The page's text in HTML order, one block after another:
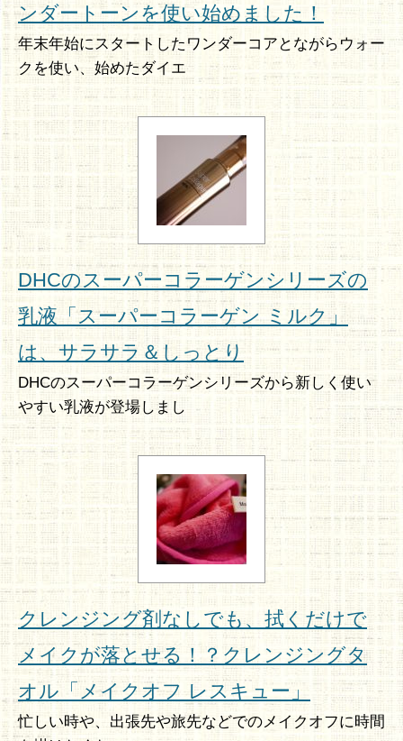
ンダートーンを使い始めました！
年末年始にスタートしたワンダーコアとながらウォー
クを使い、始めたダイエ
DHCのスーパーコラーゲンシリーズの
乳液「スーパーコラーゲン ミルク」
は、サラサラ＆しっとり
DHCのスーパーコラーゲンシリーズから新しく使い
やすい乳液が登場しまし
クレンジング剤なしでも、拭くだけで
メイクが落とせる！？クレンジングタ
オル「メイクオフ レスキュー」
忙しい時や、出張先や旅先などでのメイクオフに時間